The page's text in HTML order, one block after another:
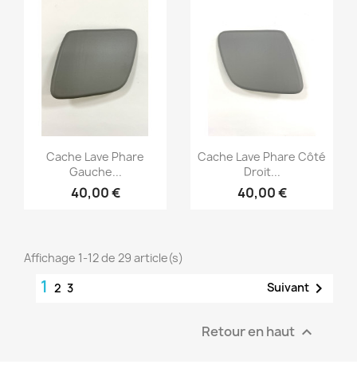
Aperçu rapide
Cache Lave Phare
Gauche...
40,00 €
Aperçu rapide
Cache Lave Phare Côté
Droit...
40,00 €
Affichage 1-12 de 29 article(s)
1 2 3 Suivant 
Retour en haut 